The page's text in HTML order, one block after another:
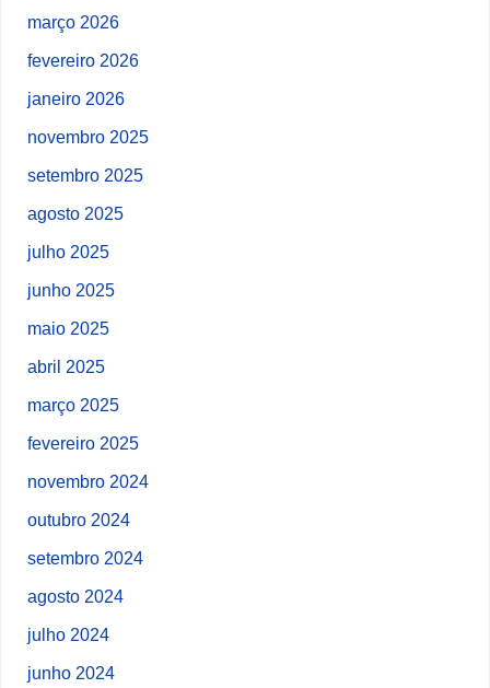
março 2026
fevereiro 2026
janeiro 2026
novembro 2025
setembro 2025
agosto 2025
julho 2025
junho 2025
maio 2025
abril 2025
março 2025
fevereiro 2025
novembro 2024
outubro 2024
setembro 2024
agosto 2024
julho 2024
junho 2024